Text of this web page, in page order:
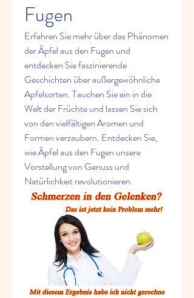
Fugen
Erfahren Sie mehr über das Phänomen
der Äpfel aus den Fugen und
entdecken Sie faszinierende
Geschichten über außergewöhnliche
Apfelsorten. Tauchen Sie ein in die
Welt der Früchte und lassen Sie sich
von den vielfältigen Aromen und
Formen verzaubern. Entdecken Sie,
wie Äpfel aus den Fugen unsere
Vorstellung von Genuss und
Natürlichkeit revolutionieren.